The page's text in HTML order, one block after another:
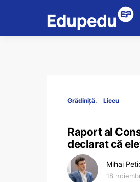
Grădiniță Liceu
Raport al
declarat că
Mihai
18